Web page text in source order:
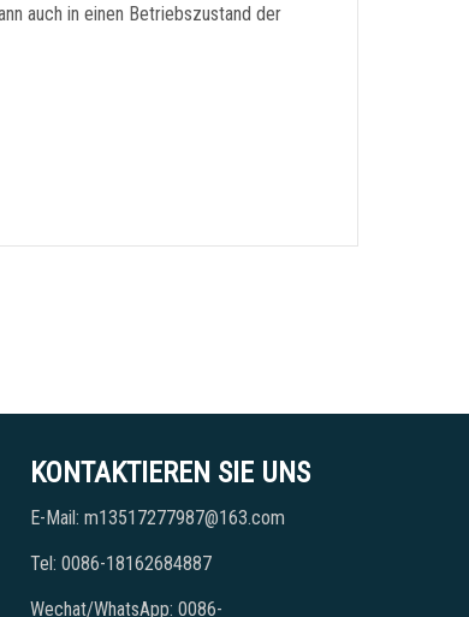
auch in einen Betriebszustand der
KONTAKTIEREN SIE UNS
E-Mail: m13517277987@163.com
Tel: 0086-18162684887
Wechat/WhatsApp: 0086-